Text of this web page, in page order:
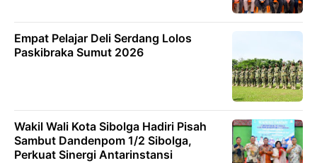
Empat Pelajar Deli Serdang Lolos
Paskibraka Sumut 2026
Wakil Wali Kota Sibolga Hadiri Pisah
Sambut Dandenpom 1/2 Sibolga,
Perkuat Sinergi Antarinstansi